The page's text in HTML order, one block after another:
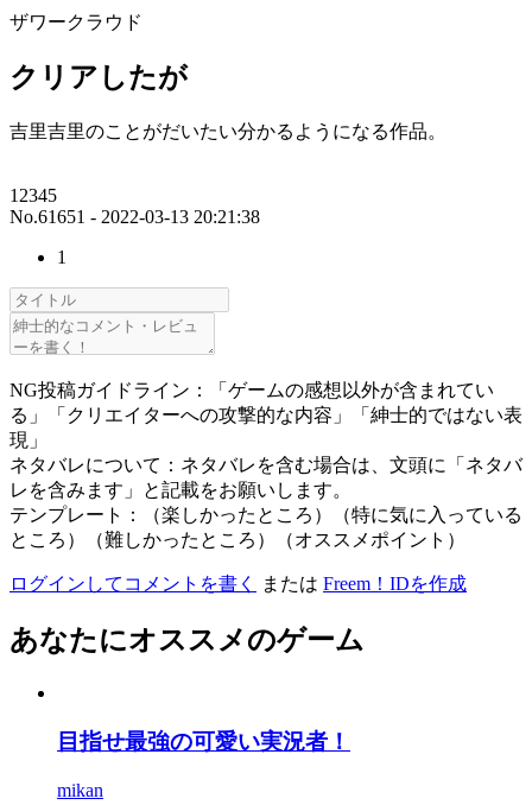
ザワークラウド
クリアしたが
吉里吉里のことがだいたい分かるようになる作品。
12345
No.61651 - 2022-03-13 20:21:38
1
NG投稿ガイドライン：「ゲームの感想以外が含まれてい
る」「クリエイターへの攻撃的な内容」「紳士的ではない表
現」
ネタバレについて：ネタバレを含む場合は、文頭に「ネタバ
レを含みます」と記載をお願いします。
テンプレート：（楽しかったところ）（特に気に入っている
ところ）（難しかったところ）（オススメポイント）
ログインしてコメントを書く または Freem！IDを作成
あなたにオススメのゲーム
目指せ最強の可愛い実況者！
mikan